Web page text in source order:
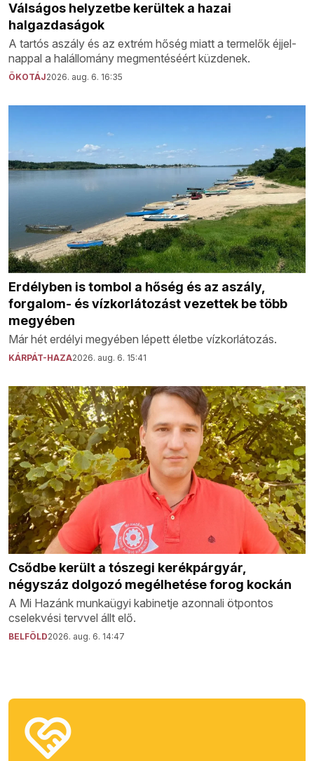
Válságos helyzetbe kerültek a hazai
halgazdaságok
A tartós aszály és az extrém hőség miatt a termelők éjjel-
nappal a halállomány megmentéséért küzdenek.
ÖKOTÁJ2026. aug. 6. 16:35
Erdélyben is tombol a hőség és az aszály,
forgalom- és vízkorlátozást vezettek be több
megyében
Már hét erdélyi megyében lépett életbe vízkorlátozás.
KÁRPÁT-HAZA2026. aug. 6. 15:41
Csődbe került a tószegi kerékpárgyár,
négyszáz dolgozó megélhetése forog kockán
A Mi Hazánk munkaügyi kabinetje azonnali ötpontos
cselekvési tervvel állt elő.
BELFÖLD2026. aug. 6. 14:47